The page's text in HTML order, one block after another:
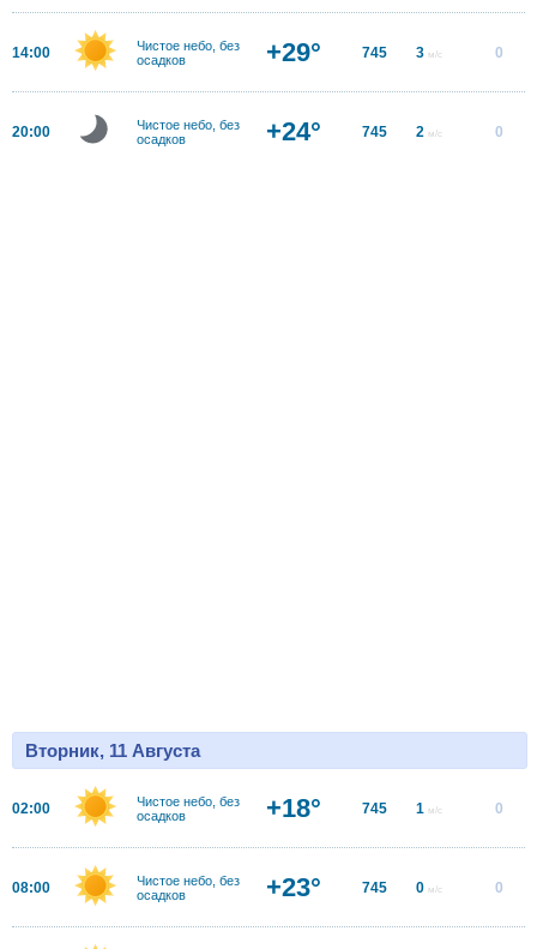
14:00
Чистое небо, без
осадков
+29° 745 3 м/с 0
20:00
Чистое небо, без
осадков
+24° 745 2 м/с 0
Вторник, 11 Августа
02:00
Чистое небо, без
осадков
+18° 745 1 м/с 0
08:00
Чистое небо, без
осадков
+23° 745 0 м/с 0